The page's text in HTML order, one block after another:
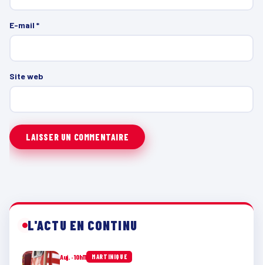
E-mail *
Site web
L'ACTU EN CONTINU
Auj. · 10h11 MARTINIQUE